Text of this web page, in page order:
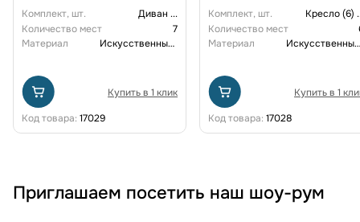
Комплект, шт.
Диван ...
Количество мест
7
Материал
Искусственный ротанг
Купить в 1 клик
Код товара: 17029
Комплект, шт.
Кресло (6)
Количество мест
Материал
Искусственный ротанг
Купить в 1
Код товара: 17028
Приглашаем посетить наш шоу-рум